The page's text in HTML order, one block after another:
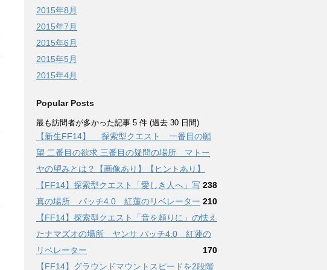
2015年8月
2015年7月
2015年6月
2015年5月
2015年4月
Popular Posts
最も訪問者が多かった記事 5 件 (過去 30 日間)
【新生FF14】 探索型クエスト 一番目の願
望 二番目の欲求 三番目の疑問の場所 マトー
ヤの望みとは？【画像あり】【ヒントあり】
238
【FF14】探索型クエスト「愛しき人へ」写
真の場所 パッチ4.0 紅蓮のリベレーター 210
【FF14】探索型クエスト「音を頼りに」の怯え
たナマズオの場所 ヤンサ パッチ4.0 紅蓮の
リベレーター
170
【FF14】グラウンドマウントスピードを2段階